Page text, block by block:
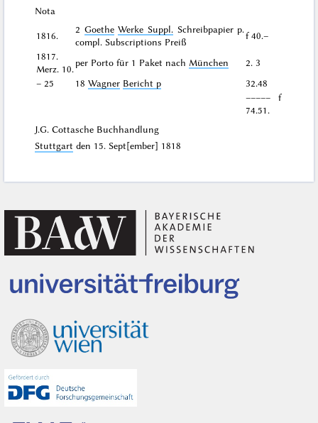
Nota
1816.
2 Goethe Werke Suppl. Schreibpapier p.
compl. Subscriptions Preiß
f 40.–
1817.
Merz. 10.
per Porto für 1 Paket nach München
2. 3
– 25
18Wagner Bericht p
32.48
––––– f
74.51.
J.G. Cottasche Buchhandlung
Stuttgart den 15. Sept[ember] 1818